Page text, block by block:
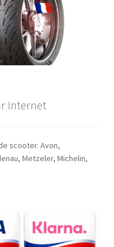
Internet
scooter. Avon,
Metzeler, Michelin,